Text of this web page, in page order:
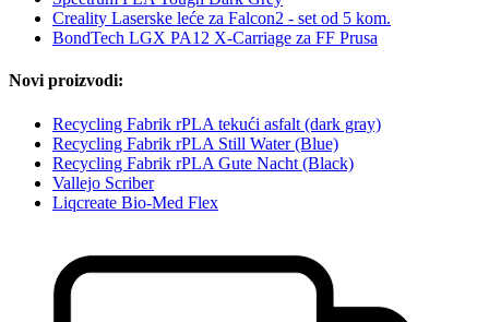
Creality Laserske leće za Falcon2 - set od 5 kom.
BondTech LGX PA12 X-Carriage za FF Prusa
Novi proizvodi:
Recycling Fabrik rPLA tekući asfalt (dark gray)
Recycling Fabrik rPLA Still Water (Blue)
Recycling Fabrik rPLA Gute Nacht (Black)
Vallejo Scriber
Liqcreate Bio-Med Flex